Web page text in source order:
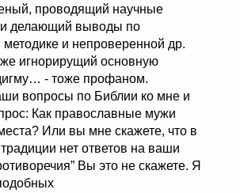
проводящий научные
и делающий выводы по
и непроверенной др.
игнорирущий основную
- тоже профаном.
вопросы по Библии ко мне и
Как православные мужи
Или вы мне скажете, что в
нет ответов на ваши
Вы это не скажете. Я